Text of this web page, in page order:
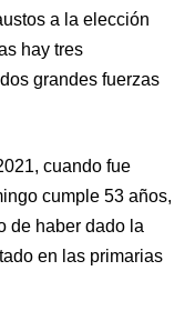
a la elección
hay tres
grandes fuerzas
cuando fue
cumple 53 años,
de haber dado la
en las primarias